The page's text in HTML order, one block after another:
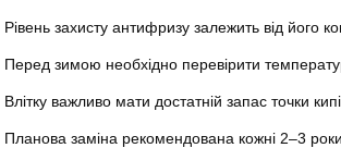
Рівень захисту антифризу залежить від його
Перед зимою необхідно перевірити
Влітку важливо мати достатній запас точки
Планова заміна рекомендована кожні 2–3